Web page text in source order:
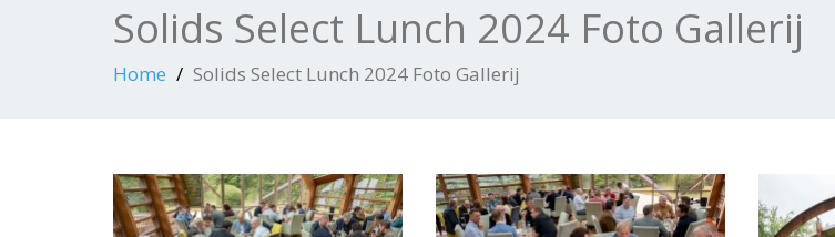
Solids Select Lunch 2024 Foto Gallerij
Home Solids Select Lunch 2024 Foto Gallerij